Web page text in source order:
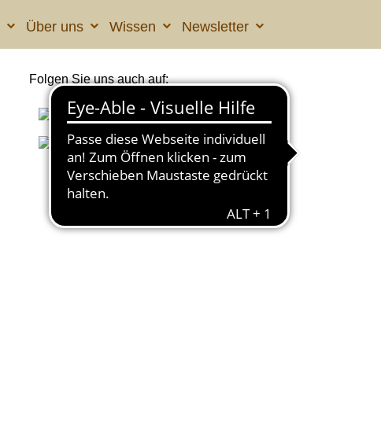
Über uns Wissen Newsletter
Folgen Sie uns auch auf: